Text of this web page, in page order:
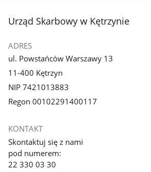
stopka
Urząd Skarbowy w Kętrzynie
ADRES
ul. Powstańców Warszawy 13
11-400 Kętrzyn
NIP 7421013883
Regon 00102291400117
KONTAKT
Skontaktuj się z nami
pod numerem:
22 330 03 30